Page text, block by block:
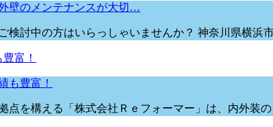
壁のメンテナンスが大切…
検討中の方はいらっしゃいませんか？ 神奈川県横浜
も豊富！
点を構える「株式会社Ｒｅフォーマー」は、内外装